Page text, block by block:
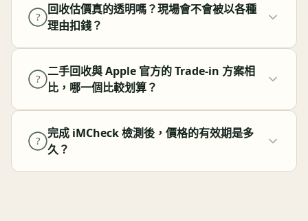
?
回收估價真的透明嗎？現場會不會被以各種
理由扣錢？
?
二手回收與 Apple 官方的 Trade-in 方案相
比，哪一個比較划算？
?
完成 iMCheck 檢測後，價格的有效期是多
久？